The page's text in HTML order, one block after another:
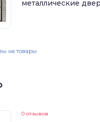
металлические
на товары
0 отзывов